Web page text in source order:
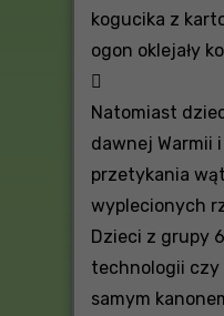
kogucika z
ogon oklejały

Natomiast
dawnej Warmii
przetykania
wyplecionych
Dzieci z grupy
technologii czy
samym